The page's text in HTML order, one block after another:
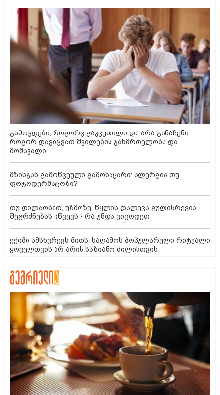
გამოცდები, როგორც გაკვეთილი და არა განაჩენი:
როგორ დავიცვათ შვილების ჯანმრთელობა და
მომავალი
მზისგან გამოწვეული გამონაყარი: ალერგია თუ
ფოტოდერმატოზი?
თუ დილაობით, უზმოზე, წყლის დალევა გულისრევის
შეგრძნებას იწვევს - რა უნდა ვიცოდეთ
ექიმი ამსხვრევს მითს: საღამოს პოპულარული რიტუალი
ყოველთვის არ არის საზიანო ძილისთვის